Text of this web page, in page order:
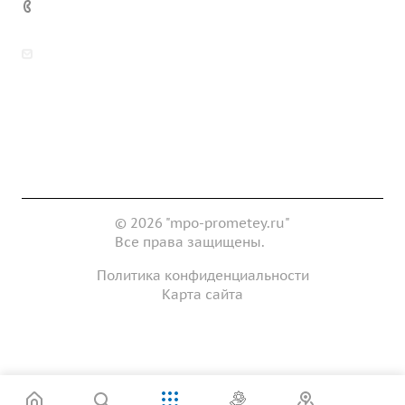
© 2026 "mpo-prometey.ru"
Все права защищены.
Политика конфиденциальности
Карта сайта